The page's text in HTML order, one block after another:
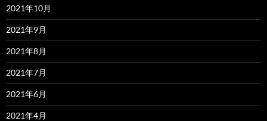
2021年10月
2021年9月
2021年8月
2021年7月
2021年6月
2021年4月